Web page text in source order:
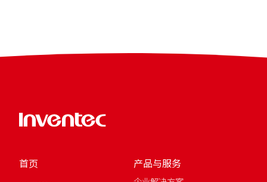
首页
产品与服务